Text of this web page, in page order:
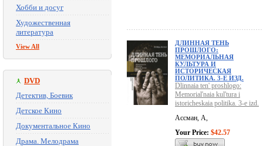
Хобби и досуг
Художественная
литература
View All
DVD
Детектив, Боевик
Детское Кино
Документальное Кино
Драма. Мелодрама
ДЛИННАЯ ТЕНЬ
ПРОШЛОГО:
МЕМОРИАЛЬНАЯ
КУЛЬТУРА И
ИСТОРИЧЕСКАЯ
ПОЛИТИКА. 3-Е ИЗД.
Dlinnaia ten' proshlogo:
Memorial'naia kul'tura i
istoricheskaia politika. 3-e izd.
Ассман, А,
Your Price: $42.57